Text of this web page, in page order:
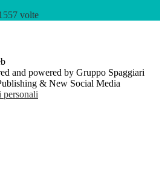
volte
and powered by Gruppo Spaggiari
& New Social Media
personali